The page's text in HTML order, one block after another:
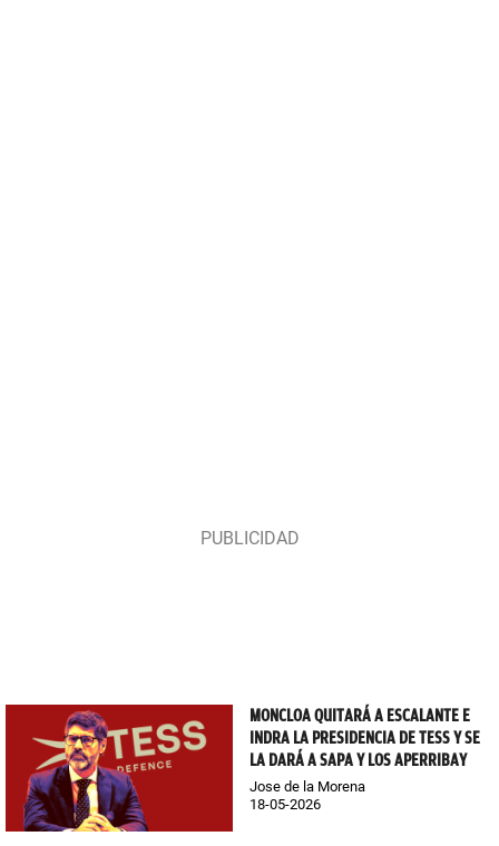
MONCLOA QUITARÁ A ESCALANTE E
INDRA LA PRESIDENCIA DE TESS Y SE
LA DARÁ A SAPA Y LOS APERRIBAY
Jose de la Morena
18-05-2026